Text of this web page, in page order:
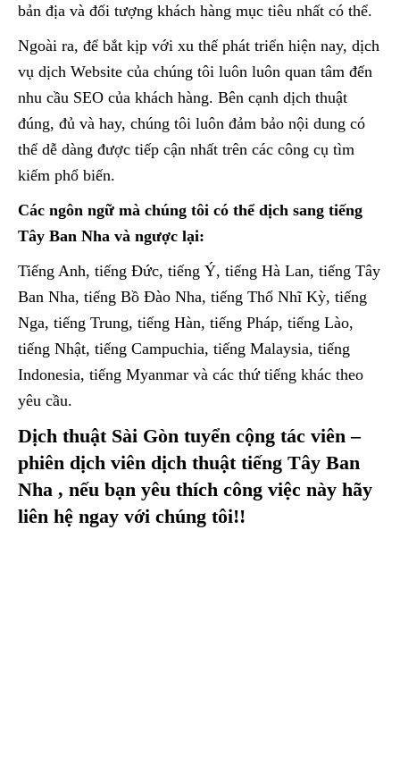
bản địa và đối tượng khách hàng mục tiêu nhất có thể.
Ngoài ra, để bắt kịp với xu thế phát triển hiện nay, dịch
vụ dịch Website của chúng tôi luôn luôn quan tâm đến
nhu cầu SEO của khách hàng. Bên cạnh dịch thuật
đúng, đủ và hay, chúng tôi luôn đảm bảo nội dung có
thể dễ dàng được tiếp cận nhất trên các công cụ tìm
kiếm phổ biến.
Các ngôn ngữ mà chúng tôi có thể dịch sang tiếng
Tây Ban Nha và ngược lại:
Tiếng Anh, tiếng Đức, tiếng Ý, tiếng Hà Lan, tiếng Tây
Ban Nha, tiếng Bồ Đào Nha, tiếng Thổ Nhĩ Kỳ, tiếng
Nga, tiếng Trung, tiếng Hàn, tiếng Pháp, tiếng Lào,
tiếng Nhật, tiếng Campuchia, tiếng Malaysia, tiếng
Indonesia, tiếng Myanmar và các thứ tiếng khác theo
yêu cầu.
Dịch thuật Sài Gòn tuyển cộng tác viên –
phiên dịch viên dịch thuật tiếng Tây Ban
Nha , nếu bạn yêu thích công việc này hãy
liên hệ ngay với chúng tôi!!